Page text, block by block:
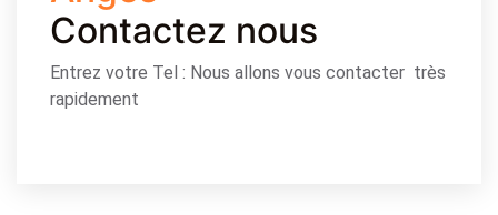
Contactez nous
Entrez votre Tel : Nous allons vous contacter très
rapidement